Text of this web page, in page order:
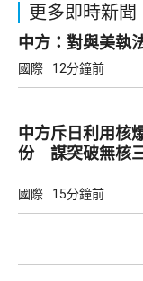
更多即時新聞
中方：對與美執
國際 12分鐘前
中方斥日利用核
份 謀突破無核
國際 15分鐘前